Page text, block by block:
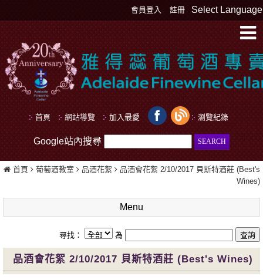
Select Language
會員登入 註冊
首頁 網站導覽 加入最愛 瀏覽紀錄
Google站內搜尋
首頁 葡萄酒教室 品酒花絮
品酒會花絮 2/10/2017 貝斯特酒莊 (Best's
Wines)
Menu
尋找： 為
品酒會花絮 2/10/2017 貝斯特酒莊 (Best's Wines)